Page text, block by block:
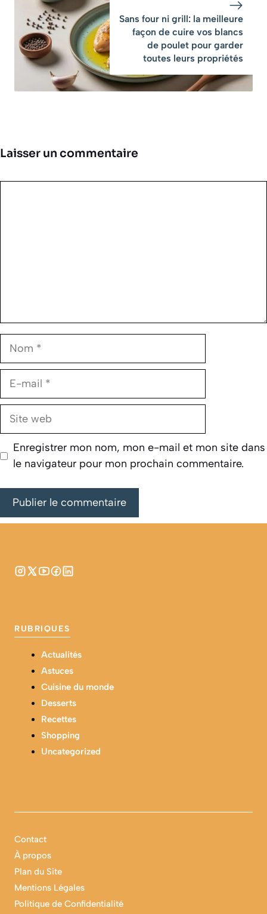
Sans four ni grill: la meilleure
façon de cuire vos blancs
de poulet pour garder
toutes leurs propriétés
Laisser un commentaire
Nom
E-
Site
Enregistrer mon nom, mon e-mail et mon site dans
le navigateur pour mon prochain commentaire.
RUBRIQUES
Actualités
Astuces
Cuisine du monde
Desserts
Recettes
Shopping
Uncategorized
Contact
À propos
Plan du Site
Mentions Légales
Politique de Confidentialité